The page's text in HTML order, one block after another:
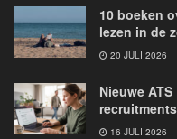
10 boeken
lezen in de
20 JULI 2026
Nieuwe
16 JULI 2026